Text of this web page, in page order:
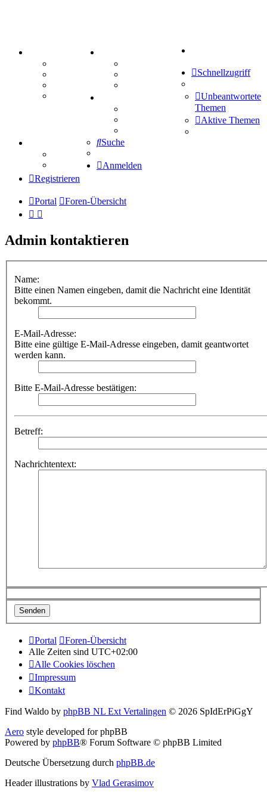
Mastodon
Treffenübersicht
Zitatesammlung
Schiffe versenken
Tipprunde
Comunio
Schnellzugriff
Unbeantwortete
Themen
Aktive Themen
Suche
Anmelden
Registrieren
Portal Foren-Übersicht
Admin kontaktieren
Name:
Bitte einen Namen eingeben, damit die Nachricht eine Identität
bekommt.
E-Mail-Adresse:
Bitte eine gültige E-Mail-Adresse eingeben, damit geantwortet
werden kann.
Bitte E-Mail-Adresse bestätigen:
Betreff:
Nachrichtentext:
Portal
Foren-Übersicht
Alle Zeiten sind UTC+02:00
Alle Cookies löschen
Impressum
Kontakt
Find Waldo by phpBB NL Ext Vertalingen © 2026 SpIdErPiGgY
Aero style developed for phpBB
Powered by phpBB® Forum Software © phpBB Limited
Deutsche Übersetzung durch phpBB.de
Header illustrations by Vlad Gerasimov